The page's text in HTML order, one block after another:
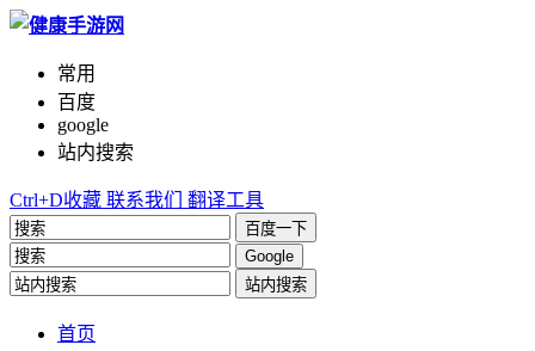
常用
百度
google
站内搜索
Ctrl+D收藏 联系我们 翻译工具
百度一下
Google
站内搜索
首页